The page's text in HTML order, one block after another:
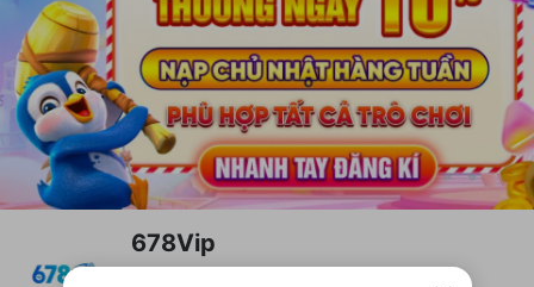
678Vip
アカウントに移行しました。
すでにアカウントをお持ちの方は、ログイ
新規登録
カウントに統合しました。
こちらからOPENREC.tvでログイン中のア
パーソナルデータの登録
限定コミュニティ参加方法